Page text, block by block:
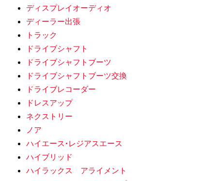
ディスプレイオーディオ
ディーラー出張
トラック
ドライブシャフト
ドライブシャフトブーツ
ドライブシャフトブーツ交換
ドライブレコーダー
ドレスアップ
ネクストリー
ノア
ハイエース•レジアスエース
ハイブリッド
ハイラックス アライメント